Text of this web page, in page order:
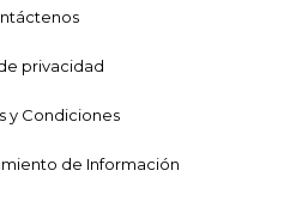
privacidad
y Condiciones
de Información